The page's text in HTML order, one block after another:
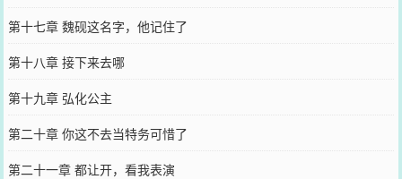
第十七章 魏砚这名字，他记住了
第十八章 接下来去哪
第十九章 弘化公主
第二十章 你这不去当特务可惜了
第二十一章 都让开，看我表演